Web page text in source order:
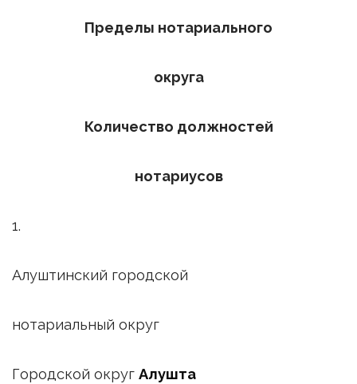
Пределы нотариального
округа
Количество должностей
нотариусов
1.
Алуштинский городской
нотариальный округ
Городской округ Алушта